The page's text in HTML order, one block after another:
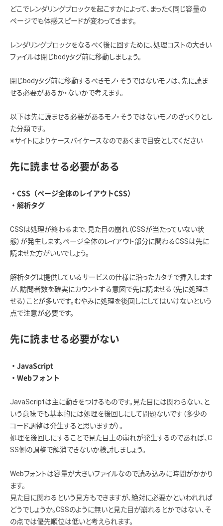
どこでレンダリングブロックを起こすかによって、まったく同じ容量の
ページでも体感スピードが変わってきます。
レンダリングブロックをなるべく後に回すために、処理コストの大きい
ファイルは閉じbodyタグ前に移動しましょう。
閉じbodyタグ前に移動するべきモノ・そうではないモノは、先に読ま
せる必要があるか・ないかで考えます。
以下は先に読ませる必要があるモノ・そうではないモノのざっくりとし
た分類です。
※サイトによりケースバイケースなのであくまで目安としてください
先に読ませる必要がある
・CSS（ページ全体のレイアウトCSS）
・解析タグ
CSSは処理が終わるまで、見た目の崩れ（CSSが当たっていない状
態）が発生します。ページ全体のレイアウト部分に関わるCSSは先に
読ませた方がいいでしょう。
解析タグは提供しているサービスの仕様に沿ったカタチで挿入します
が、訪問者数を確実にカウントする意図で先に読ませる（先に処理さ
せる）ことが多いです。むやみに処理を後回しにしてはいけないという
点で注意が必要です。
先に読ませる必要がない
・JavaScript
・Webフォント
JavaScriptは主に動きをつけるものです。見た目には関わらない、と
いう意味でも基本的には処理を後回しにして問題ないです（多少の
コード調整は発生すると思いますが）。
処理を後回しにすることで見た目上の崩れが発生するのであれば、C
SS側の調整で解消できないか検討しましょう。
Webフォントは容量が大きいファイルなので読み込みに時間がかかり
ます。
見た目に関わるという見方もできますが、絶対に必要かといわれれば
どうでしょうか。CSSのように無いと見た目が崩れるとかではない、そ
の点では優先順位は低いと考えられます。